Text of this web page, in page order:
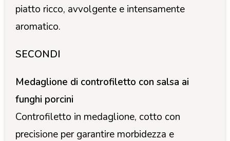
piatto ricco, avvolgente e intensamente
aromatico.
SECONDI
Medaglione di controfiletto con salsa ai
funghi porcini
Controfiletto in medaglione, cotto con
precisione per garantire morbidezza e